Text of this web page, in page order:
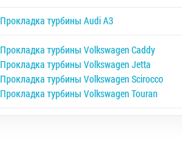
Прокладка турбины Audi A3
Прокладка турбины Volkswagen Caddy
Прокладка турбины Volkswagen Jetta
Прокладка турбины Volkswagen Scirocco
Прокладка турбины Volkswagen Touran